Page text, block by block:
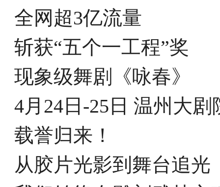
全网超3亿流量
斩获“五个一工程”奖
现象级舞剧《咏春》
4月24日-25日 温州大剧
载誉归来！
从胶片光影到舞台追光